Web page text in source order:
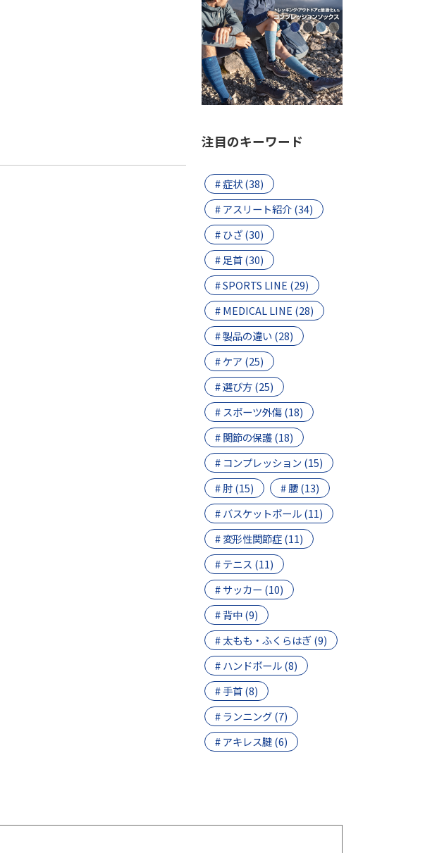
注目のキーワード
# 症状 (38)
# アスリート紹介 (34)
# ひざ (30)
# 足首 (30)
# SPORTS LINE (29)
# MEDICAL LINE (28)
# 製品の違い (28)
# ケア (25)
# 選び方 (25)
# スポーツ外傷 (18)
# 関節の保護 (18)
# コンプレッション (15)
# 肘 (15)
# 腰 (13)
# バスケットボール (11)
# 変形性関節症 (11)
# テニス (11)
# サッカー (10)
# 背中 (9)
# 太もも・ふくらはぎ (9)
# ハンドボール (8)
# 手首 (8)
# ランニング (7)
# アキレス腱 (6)